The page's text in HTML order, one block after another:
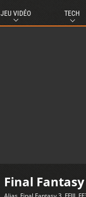
JEU VIDÉO TECH
Final